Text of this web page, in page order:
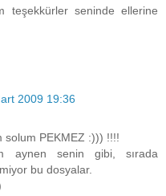
teşekkürler seninde ellerine
2009 19:36
solum PEKMEZ :))) !!!!
aynen senin gibi, sırada
bu dosyalar.